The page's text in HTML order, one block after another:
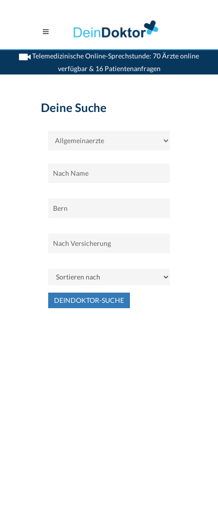
Telemedizinische Online-Sprechstunde: 70 Ärzte online
verfügbar & 16 Patientenanfragen
>Home>Bern>Allgemeinaerzte
Deine Suche
DEINDOKTOR-SUCHE